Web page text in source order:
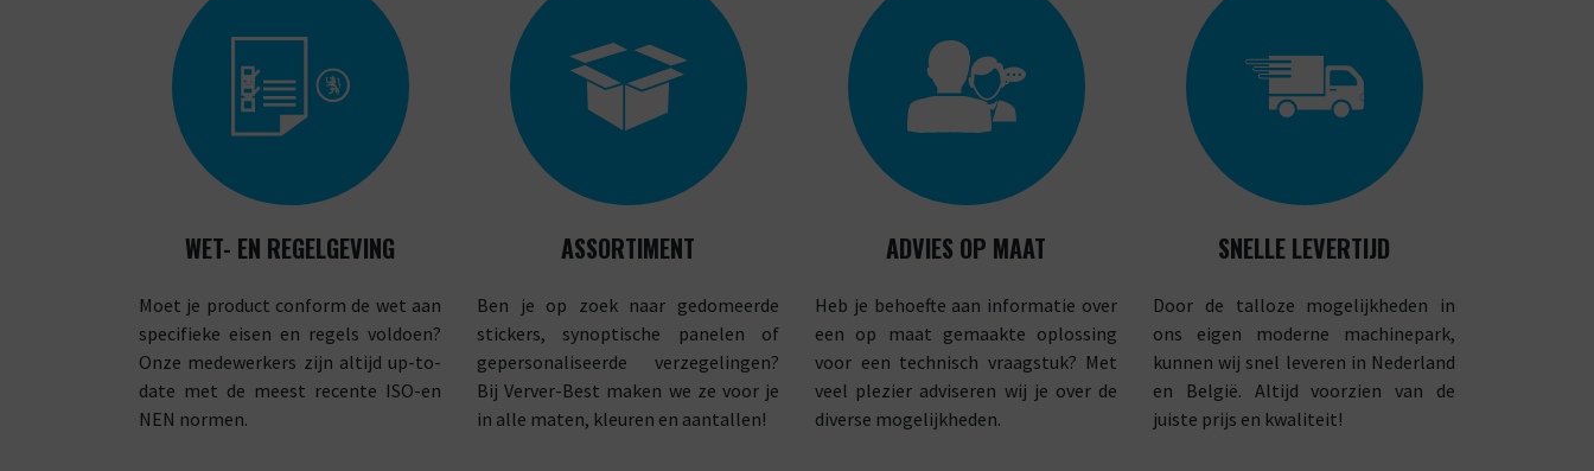
WET- EN REGELGEVING
Moet je product conform de wet aan
specifieke eisen en regels voldoen?
Onze medewerkers zijn altijd up-to-
date met de meest recente ISO-en
NEN normen.
ASSORTIMENT
Ben je op zoek naar gedomeerde
stickers, synoptische panelen of
gepersonaliseerde verzegelingen?
Bij Verver-Best maken we ze voor je
in alle maten, kleuren en aantallen!
ADVIES OP MAAT
Heb je behoefte aan informatie over
een op maat gemaakte oplossing
voor een technisch vraagstuk? Met
veel plezier adviseren wij je over de
diverse mogelijkheden.
SNELLE LEVERTIJD
Door de talloze mogelijkheden in
ons eigen moderne machinepark,
kunnen wij snel leveren in Nederland
en België. Altijd voorzien van de
juiste prijs en kwaliteit!